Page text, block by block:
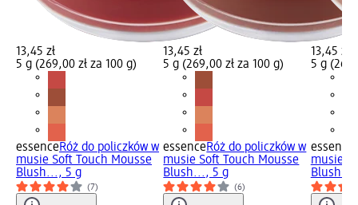
13,45 zł
5 g (269,00 zł za 100 g)
essenceRóż do policzków w
musie Soft Touch Mousse
Blush..., 5 g
(7)
13,45 zł
5 g (269,00 zł za 100 g)
essenceRóż do policzków w
musie Soft Touch Mousse
Blush..., 5 g
(6)
13,45 zł
5 g
essence
musie